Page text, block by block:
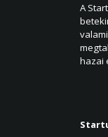
A
hazai